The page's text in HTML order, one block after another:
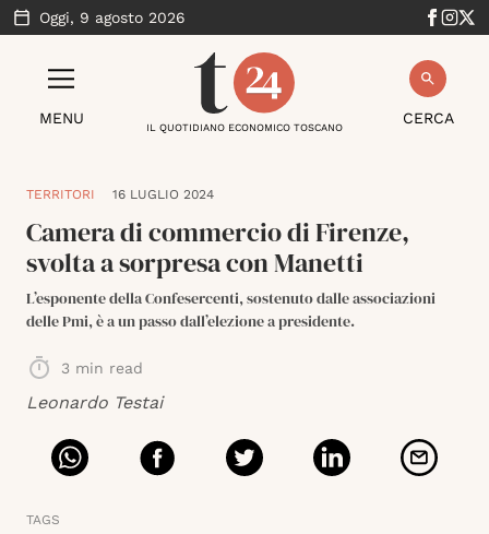
Oggi, 9 agosto 2026
MENU CERCA
IL QUOTIDIANO ECONOMICO TOSCANO
TERRITORI 16 LUGLIO 2024
Camera di commercio di Firenze,
svolta a sorpresa con Manetti
L’esponente della Confesercenti, sostenuto dalle associazioni
delle Pmi, è a un passo dall’elezione a presidente.
3 min read
Leonardo Testai
TAGS